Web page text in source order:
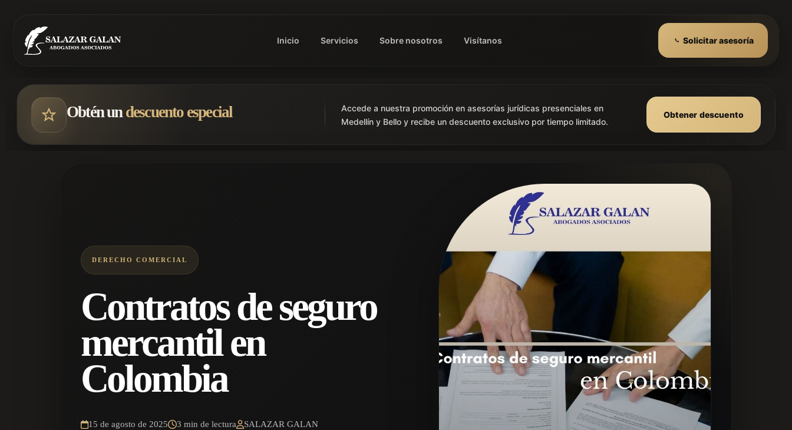
Inicio Servicios Sobre nosotros Visítanos Solicitar asesoría
Obtén un descuento especial
Accede a nuestra promoción en asesorías jurídicas presenciales en
Medellín y Bello y recibe un descuento exclusivo por tiempo limitado.
Obtener descuento
DERECHO COMERCIAL
Contratos de seguro
mercantil en
Colombia
15 de agosto de 2025 3 min de lectura SALAZAR GALAN